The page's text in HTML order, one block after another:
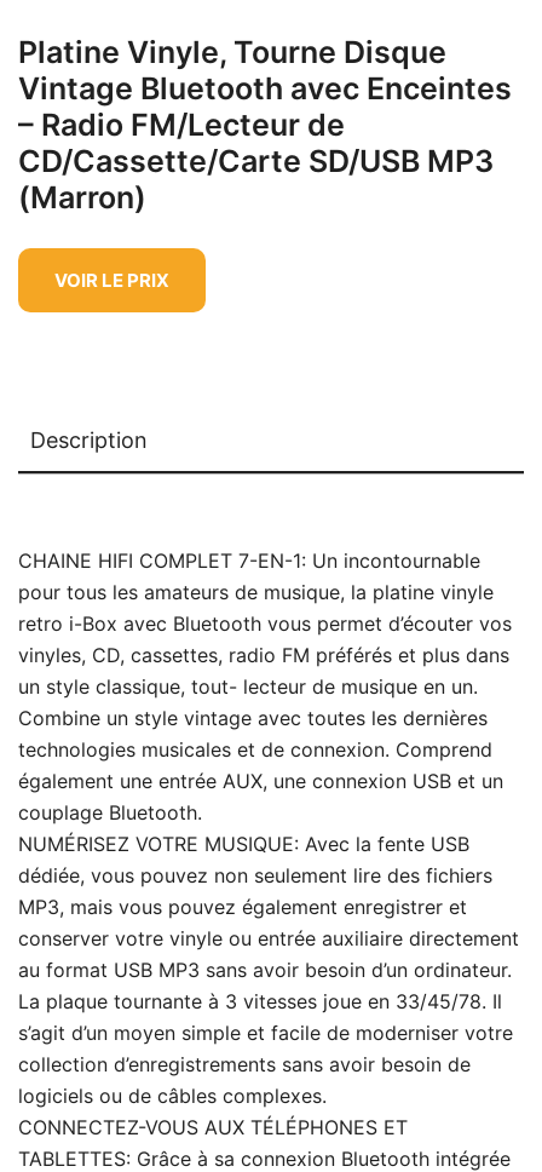
Platine Vinyle, Tourne Disque
Vintage Bluetooth avec Enceintes
– Radio FM/Lecteur de
CD/Cassette/Carte SD/USB MP3
(Marron)
VOIR LE PRIX
Description
CHAINE HIFI COMPLET 7-EN-1: Un incontournable
pour tous les amateurs de musique, la platine vinyle
retro i-Box avec Bluetooth vous permet d’écouter vos
vinyles, CD, cassettes, radio FM préférés et plus dans
un style classique, tout- lecteur de musique en un.
Combine un style vintage avec toutes les dernières
technologies musicales et de connexion. Comprend
également une entrée AUX, une connexion USB et un
couplage Bluetooth.
NUMÉRISEZ VOTRE MUSIQUE: Avec la fente USB
dédiée, vous pouvez non seulement lire des fichiers
MP3, mais vous pouvez également enregistrer et
conserver votre vinyle ou entrée auxiliaire directement
au format USB MP3 sans avoir besoin d’un ordinateur.
La plaque tournante à 3 vitesses joue en 33/45/78. Il
s’agit d’un moyen simple et facile de moderniser votre
collection d’enregistrements sans avoir besoin de
logiciels ou de câbles complexes.
CONNECTEZ-VOUS AUX TÉLÉPHONES ET
TABLETTES: Grâce à sa connexion Bluetooth intégrée